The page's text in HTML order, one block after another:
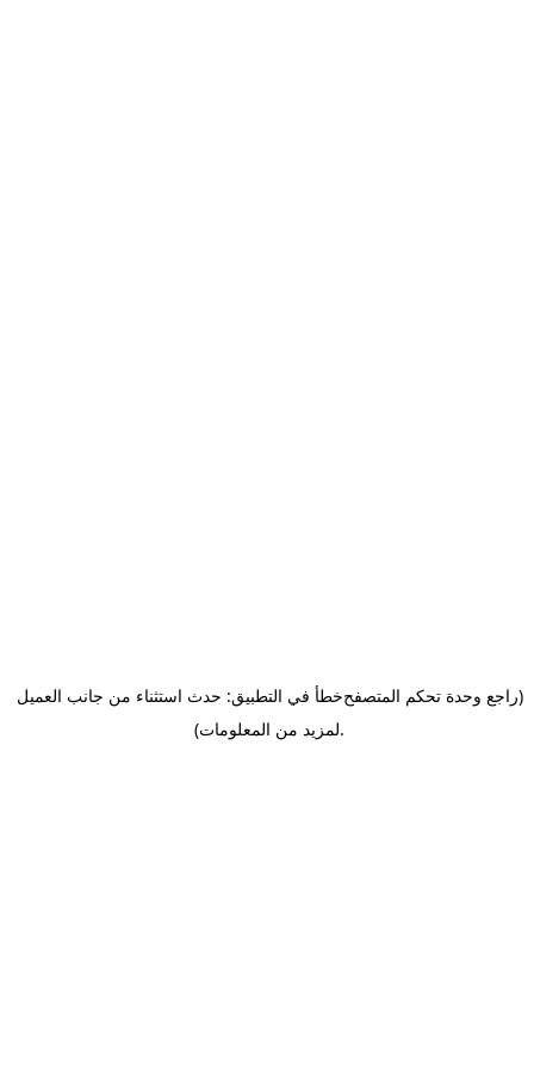
خطأ في التطبيق: حدث استثناء من جانب العميل(راجع وحدة تحكم المتصفح
لمزيد من المعلومات).